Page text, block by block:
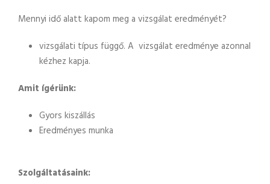
Mennyi idő alatt kapom meg a vizsgálat eredményét?
vizsgálati típus függő. A vizsgálat eredménye azonnal
kézhez kapja.
Amit ígérünk:
Gyors kiszállás
Eredményes munka
Szolgáltatásaink: